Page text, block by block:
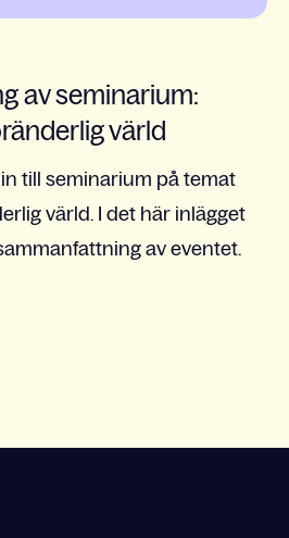
av seminarium:
värld
till seminarium på temat
värld. I det här inlägget
av eventet.